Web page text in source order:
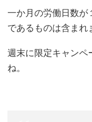
一か月の労働日数が
であるものは含まれ
週末に限定キャンペ
ね。